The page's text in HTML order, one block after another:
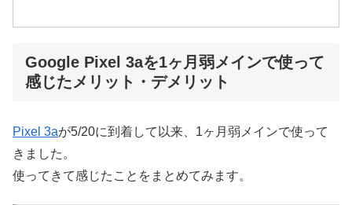
Google Pixel 3aを1ヶ月弱メインで使って
感じたメリット・デメリット
Pixel 3aが5/20に到着して以来、1ヶ月弱メインで使って
きました。
使ってきて感じたことをまとめてみます。